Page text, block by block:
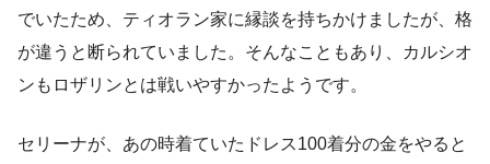
でいたため、ティオラン家に縁談を持ちかけましたが、格
が違うと断られていました。そんなこともあり、カルシオ
ンもロザリンとは戦いやすかったようです。
セリーナが、あの時着ていたドレス100着分の金をやると